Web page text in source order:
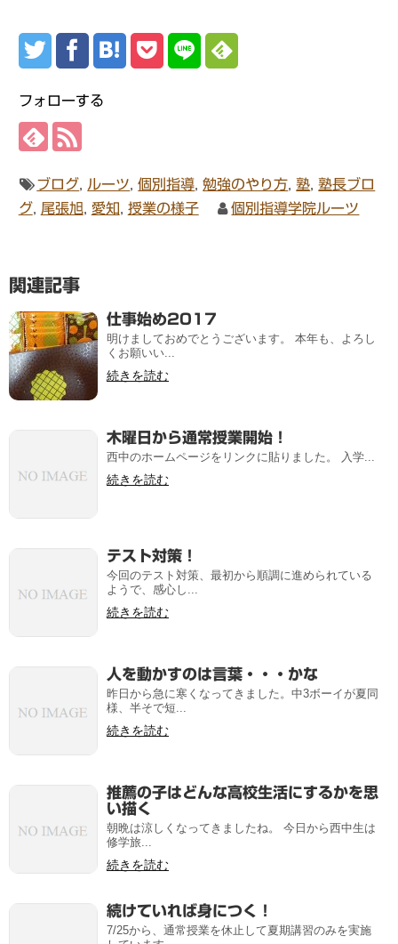
フォローする
ブログ ルーツ ,個別指導 ,勉強のやり方 ,塾 ,塾長ブロ
グ, 尾張旭, 愛知 授業の様子 個別指導学院ルーツ
関連記事
仕事始め2017
明けましておめでとうございます。 本年も、よろし
くお願いい...
続きを読む
木曜日から通常授業開始！
西中のホームページをリンクに貼りました。 入学...
続きを読む
テスト対策！
今回のテスト対策、最初から順調に進められている
ようで、感心し...
続きを読む
人を動かすのは言葉・・・かな
昨日から急に寒くなってきました。中3ボーイが夏同
様、半そで短...
続きを読む
推薦の子はどんな高校生活にするかを思
い描く
朝晩は涼しくなってきましたね。 今日から西中生は
修学旅...
続きを読む
続けていれば身につく！
7/25から、通常授業を休止して夏期講習のみを実施